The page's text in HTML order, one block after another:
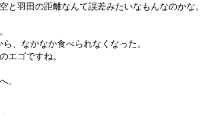
と羽田の距離なんて誤差みたいなもんなのかな。
、なかなか食べられなくなった。
エゴですね。
。